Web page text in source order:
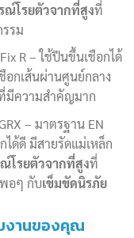
ณ์โรยตัวจากที่สูงที่
รม
R – ใช้ปีนขึ้นเชือกได้
อกเส้นผ่านศูนย์กลาง
มีความสำคัญมาก
– มาตรฐาน EN
ด้ดี มีสายรัดแม่เหล็ก
โรยตัวจากที่สูงที่
อๆ กับเข็มขัดนิรภัย
งานของคุณ